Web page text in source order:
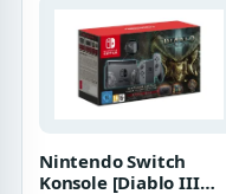
Nintendo Switch
Konsole [Diablo III